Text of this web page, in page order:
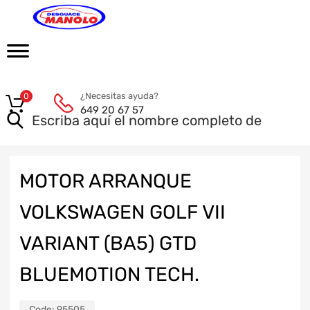
¿Necesitas ayuda?
649 20 67 57
0
MOTOR ARRANQUE
VOLKSWAGEN GOLF VII
VARIANT (BA5) GTD
BLUEMOTION TECH.